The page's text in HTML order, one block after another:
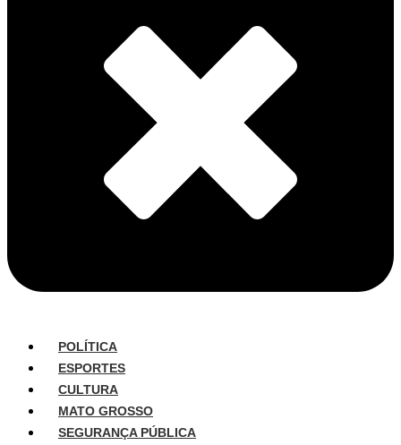
POLÍTICA
ESPORTES
CULTURA
MATO GROSSO
SEGURANÇA PÚBLICA